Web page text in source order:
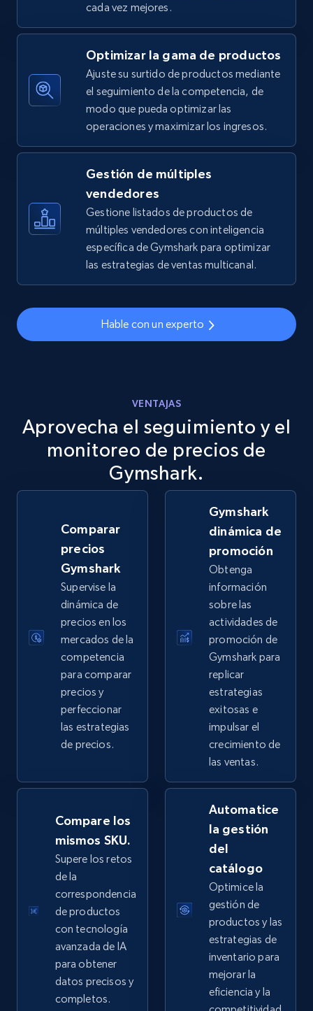
URL, Title, Available, Description, Currency, Initial
price, Final price, Discount percent, and more.
Comenzar ahora
TikTok Shop - discover records by shop url
URL, Title, Available, Description, Currency, Initial
price, Final price, Discount percent, and more.
667+ Comenzar ahora
eBay
URL, Product id, Title, Seller name, Seller rating,
Seller reviews, Breadcrumbs, Root category, and
Comenzar ahora
eBay - Gather data on products using
specified keywords
URL, Product id, Title, Seller name, Seller rating,
Seller reviews, Breadcrumbs, Root category, and
2.5K+ Comenzar ahora
eBay - Collect products from shops on eBay
URL, Product id, Title, Seller name, Seller rating,
Seller reviews, Breadcrumbs, Root category, and
2.5K+ 359+ Comenzar ahora
eBay - Collect records by category
URL, Product id, Title, Seller name, Seller rating,
Seller reviews, Breadcrumbs, Root category, and
more.
2.5K+ Comenzar ahora
cada vez mejores.
Optimizar la gama de productos
Ajuste su surtido de productos mediante
el seguimiento de la competencia, de
modo que pueda optimizar las
operaciones y maximizar los ingresos.
Gestión de múltiples
vendedores
Gestione listados de productos de
múltiples vendedores con inteligencia
específica de Gymshark para optimizar
las estrategias de ventas multicanal.
Hable con un experto
VENTAJAS
Aprovecha el seguimiento y el
monitoreo de precios de
Gymshark.
Comparar
precios
Gymshark
Supervise la
dinámica de
precios en los
mercados de la
competencia
para comparar
precios y
perfeccionar
las estrategias
de precios.
Gymshark
dinámica de
promoción
Obtenga
información
sobre las
actividades de
promoción de
Gymshark para
replicar
estrategias
exitosas e
impulsar el
crecimiento de
las ventas.
Compare los
mismos SKU.
Supere los retos
de la
correspondencia
de productos
con tecnología
avanzada de IA
para obtener
datos precisos y
completos.
Automatice
la gestión
del
catálogo
Optimice la
gestión de
productos y las
estrategias de
inventario para
mejorar la
eficiencia y la